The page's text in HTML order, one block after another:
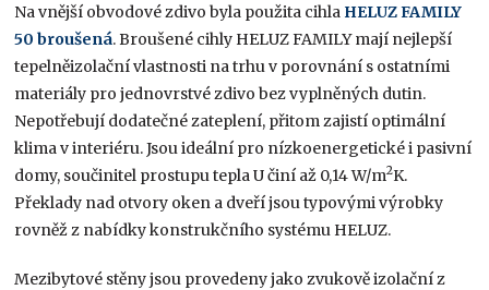
Na vnější obvodové zdivo byla použita cihla HELUZ FAMILY
50 broušená. Broušené cihly HELUZ FAMILY mají nejlepší
tepelněizolační vlastnosti na trhu v porovnání s ostatními
materiály pro jednovrstvé zdivo bez vyplněných dutin.
Nepotřebují dodatečné zateplení, přitom zajistí optimální
klima v interiéru. Jsou ideální pro nízkoenergetické i pasivní
domy, součinitel prostupu tepla U činí až 0,14 W/m2K.
Překlady nad otvory oken a dveří jsou typovými výrobky
rovněž z nabídky konstrukčního systému HELUZ.
Mezibytové stěny jsou provedeny jako zvukově izolační z